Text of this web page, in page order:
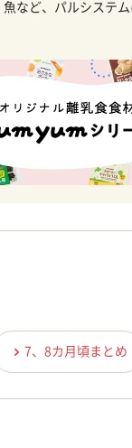
など、パルシステム
7、8カ月頃まとめ